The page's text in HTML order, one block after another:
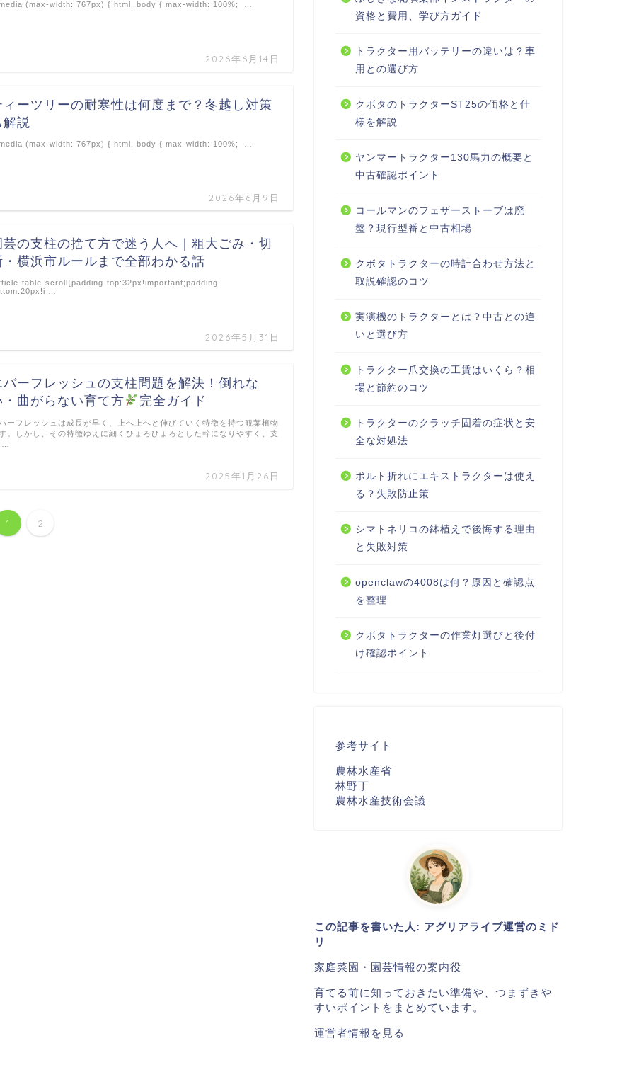
2026年6月14日
(max-width: 767px) { html, body { max-width: 100%; …
ィーツリーの耐寒性は何度まで？冬越し対策
解説
2026年6月9日
(max-width: 767px) { html, body { max-width: 100%; …
芸の支柱の捨て方で迷う人へ｜粗大ごみ・切
・横浜市ルールまで全部わかる話
2026年5月31日
table-scroll{padding-top:32px!important;padding-
…
バーフレッシュの支柱問題を解決！倒れな
・曲がらない育て方
完全ガイド
2025年1月26日
ーフレッシュは成長が早く、上へ上へと伸びていく特徴を持つ観葉植物
。しかし、その特徴ゆえに細くひょろひょろとした幹になりやすく、支
1 2
資格と費用、学び方ガイド
トラクター用バッテリーの違いは？車
用との選び方
クボタのトラクターST25の価格と仕
様を解説
ヤンマートラクター130馬力の概要と
中古確認ポイント
コールマンのフェザーストーブは廃
盤？現行型番と中古相場
クボタトラクターの時計合わせ方法と
取説確認のコツ
実演機のトラクターとは？中古との違
いと選び方
トラクター爪交換の工賃はいくら？相
場と節約のコツ
トラクターのクラッチ固着の症状と安
全な対処法
ボルト折れにエキストラクターは使え
る？失敗防止策
シマトネリコの鉢植えで後悔する理由
と失敗対策
openclawの4008は何？原因と確認点
を整理
クボタトラクターの作業灯選びと後付
け確認ポイント
参考サイト
農林水産省
林野丁
農林水産技術会議
この記事を書いた人: アグリアライブ運営のミド
リ
家庭菜園・園芸情報の案内役
育てる前に知っておきたい準備や、つまずきや
すいポイントをまとめています。
運営者情報を見る